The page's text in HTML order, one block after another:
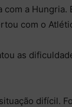
a Hungria.
com o
as
difícil.